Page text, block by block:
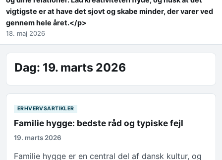
vigtigste er at have det sjovt og skabe minder, der varer ved
gennem hele året.</p>
18. maj 2026
Dag: 19. marts 2026
ERHVERVSARTIKLER
Familie hygge: bedste råd og typiske fejl
19. marts 2026
Familie hygge er en central del af dansk kultur, og